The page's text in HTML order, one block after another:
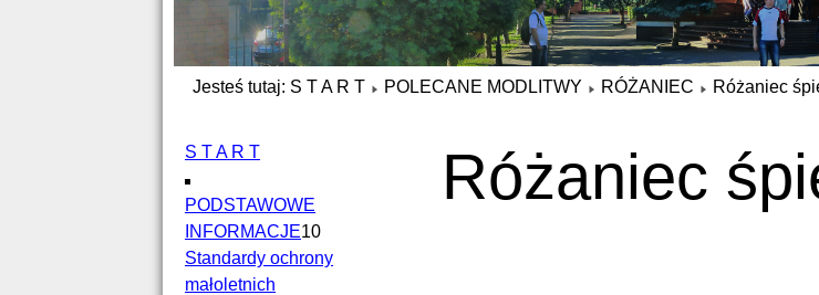
Jesteś tutaj: S T A R T POLECANE MODLITWY RÓŻANIEC Różaniec
S T A R T
PODSTAWOWE
INFORMACJE10
Standardy ochrony
małoletnich
Różaniec